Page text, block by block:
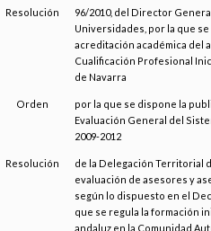
Resolución
96/2010, del Director
Universidades, por la que
acreditación académica del
Cualificación Profesional
de Navarra
Orden
por la que se dispone la
Evaluación General del
2009-2012
Resolución
de la Delegación Territorial
evaluación de asesores y
según lo dispuesto en el
que se regula la formación
andaluz en la Comunidad